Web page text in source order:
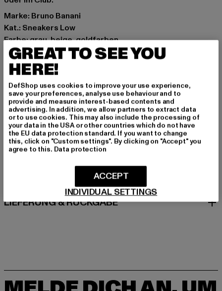
Marke: Bruno Banani
Kat.: Sneakers Low
Farbe: grau, beige, goldfarben
Hersteller Farbe: gold/grey
Obermaterial: Kunstleder
Innenfutter: Textil, Polyester
Art.Nr: BB-018-00950
Hersteller: Noctane |Nando@noctane-distributions.com
Am Hof 41683 | 1100 Vienna | AT
GRÖSSE & PASSFORM
LIEFERUNG & RÜCKGABE
GREAT TO SEE YOU
HERE!
DefShop uses cookies to improve your use experience,
save your preferences, analyse use behaviour and to
provide and measure interest-based contents and
advertising. In addition, we allow partners to extract data
or to use cookies. This may also include the processing of
your data in the USA or other countries which do not have
the EU data protection standard. If you want to change
this, click on "Custom settings". By clicking on "Accept" you
agree to this. Data protection
INDIVIDUAL SETTINGS
ACCEPT